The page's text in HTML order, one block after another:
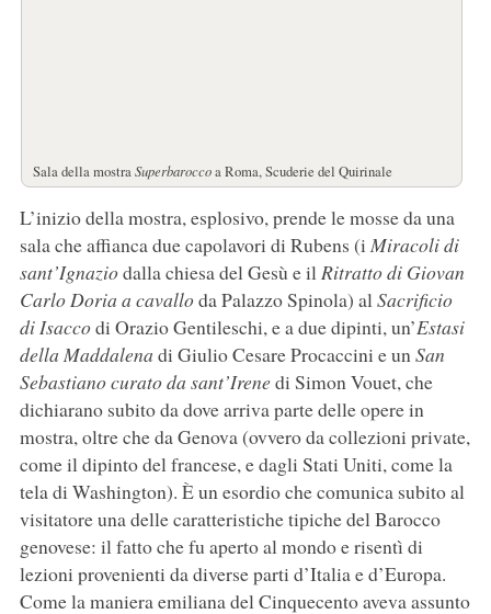
Sala della mostraSuperbaroccoa Roma, Scuderie del Quirinale
L’inizio della mostra, esplosivo, prende le mosse da una
sala che affianca due capolavori di Rubens (i Miracoli di
sant’Ignaziodalla chiesa del Gesù e ilRitratto di Giovan
Carlo Doria a cavalloda Palazzo Spinola) alSacrificio
di Isaccodi Orazio Gentileschi, e a due dipinti, un’Estasi
della Maddalena di Giulio Cesare Procaccini e unSan
Sebastiano curato da sant’Irenedi Simon Vouet, che
dichiarano subito da dove arriva parte delle opere in
mostra, oltre che da Genova (ovvero da collezioni private,
come il dipinto del francese, e dagli Stati Uniti, come la
tela di Washington). È un esordio che comunica subito al
visitatore una delle caratteristiche tipiche del Barocco
genovese: il fatto che fu aperto al mondo e risentì di
lezioni provenienti da diverse parti d’Italia e d’Europa.
Come la maniera emiliana del Cinquecento aveva assunto